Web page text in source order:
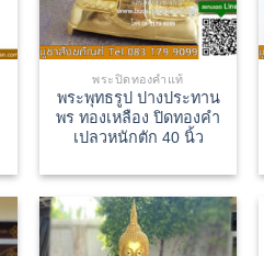
พระปิดทองคำแท้
พระพุทธรูป ปางประทาน
พร ทองเหลือง ปิดทองคำ
เปลวหนักตัก 40 นิ้ว